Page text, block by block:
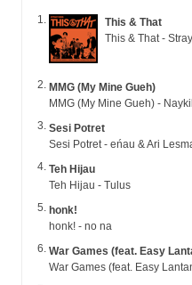
This & That
This & That -
MMG (My Mine Gueh)
MMG (My Mine Gueh) -
Sesi Potret
Sesi Potret - eńau & Ari
Teh Hijau
Teh Hijau - Tulus
honk!
honk! - no na
War Games (feat. Easy